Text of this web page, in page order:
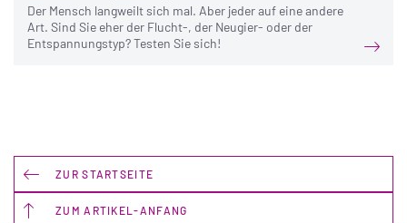
Der Mensch langweilt sich mal. Aber jeder auf eine andere
Art. Sind Sie eher der Flucht-, der Neugier- oder der
Entspannungstyp? Testen Sie sich!
ZUR STARTSEITE
ZUM ARTIKEL-ANFANG